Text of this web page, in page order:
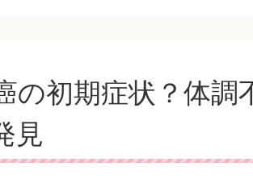
の初期症状？体調
見